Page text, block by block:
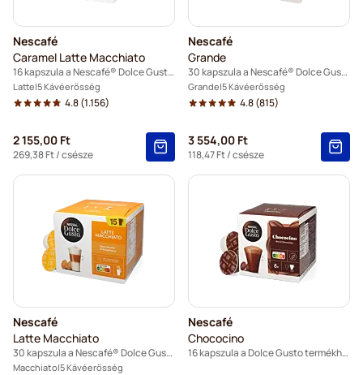
Nescafé
Caramel Latte Macchiato
16 kapszula a Nescafé® Dolce Gusto termékhez
Latte 5 Kávéerősség
4.8(1.156)
2 155,00 Ft
269,38 Ft/ csésze
Nescafé
Grande
30 kapszula a Nescafé® Dolce Gusto termékhez
Grande 5 Kávéerősség
4.8(815)
3 554,00 Ft
118,47 Ft/ csésze
Nescafé
Latte Macchiato
30 kapszula a Nescafé® Dolce Gusto termékhez
Macchiato 5 Kávéerősség
Nescafé
Chococino
16 kapszula a Dolce Gusto termékhez